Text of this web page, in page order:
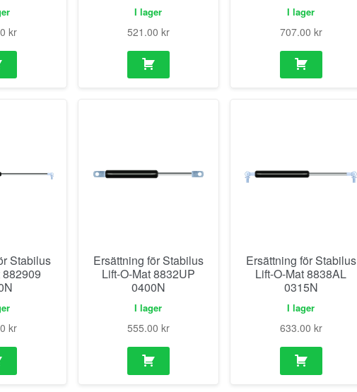
kr
I lager
521.00 kr
I lager
707.00 kr
Stabilus
882909
kr
Ersättning för Stabilus
Lift-O-Mat 8832UP
0400N
I lager
555.00 kr
Ersättning för Stabilus
Lift-O-Mat 8838AL
0315N
I lager
633.00 kr